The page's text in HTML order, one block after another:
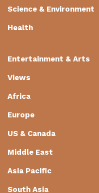
Science & Environment
Health
Entertainment & Arts
Views
Africa
Europe
US & Canada
Middle East
Asia Pacific
South Asia